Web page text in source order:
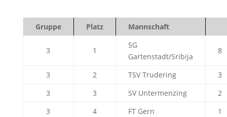
Gruppe Platz Mannschaft
3 1
SG
Gartenstadt/Sribija
8
3 2 TSV Trudering
3
3
3 SV Untermenzing
2
3
4 FT Gern 1